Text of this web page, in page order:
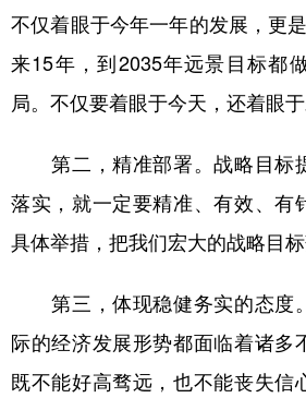
不仅着眼于今年一年的发展，更
来15年，到2035年远景目标都
局。不仅要着眼于今天，还着眼于
第二，精准部署。战略目标
落实，就一定要精准、有效、有
具体举措，把我们宏大的战略目标
第三，体现稳健务实的态度
际的经济发展形势都面临着诸多
既不能好高骛远，也不能丧失信